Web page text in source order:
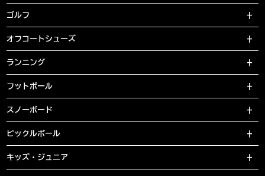
ゴルフ
オフコートシューズ
ランニング
フットボール
スノーボード
ピックルボール
キッズ・ジュニア